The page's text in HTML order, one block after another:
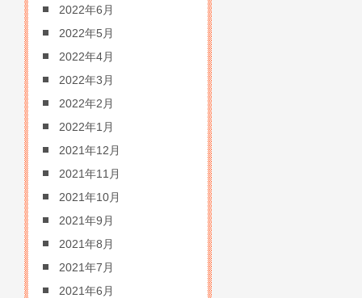
2022年6月
2022年5月
2022年4月
2022年3月
2022年2月
2022年1月
2021年12月
2021年11月
2021年10月
2021年9月
2021年8月
2021年7月
2021年6月